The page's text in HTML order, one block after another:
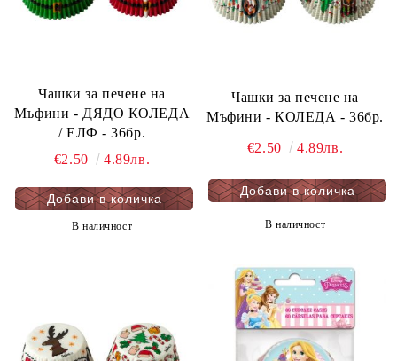
Чашки за печене на
Мъфини - ДЯДО КОЛЕДА
/ ЕЛФ - 36бр.
€2.50
4.89лв.
В наличност
Чашки за печене на
Мъфини - КОЛЕДА - 36бр.
€2.50 4.89лв.
В наличност